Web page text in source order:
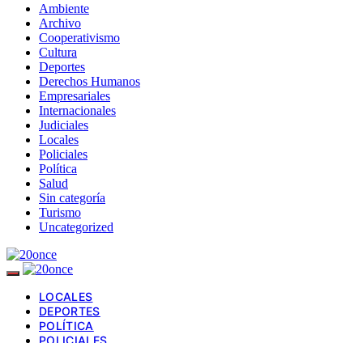
Ambiente
Archivo
Cooperativismo
Cultura
Deportes
Derechos Humanos
Empresariales
Internacionales
Judiciales
Locales
Policiales
Política
Salud
Sin categoría
Turismo
Uncategorized
LOCALES
DEPORTES
POLÍTICA
POLICIALES